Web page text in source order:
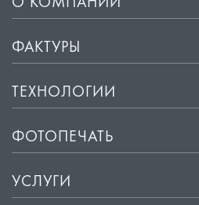
О КОМПАНИИ
ФАКТУРЫ
ТЕХНОЛОГИИ
ФОТОПЕЧАТЬ
УСЛУГИ